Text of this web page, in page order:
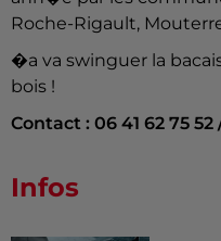
Roche-Rigault,
�a va swinguer la
bois !
Contact : 06 41 62 75
Infos